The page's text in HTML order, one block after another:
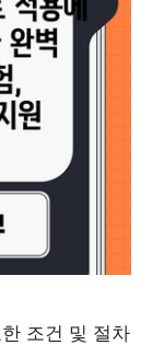
조건 및 절차